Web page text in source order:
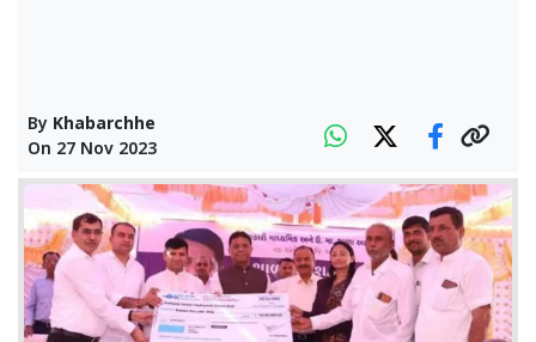
By Khabarchhe
On 27 Nov 2023